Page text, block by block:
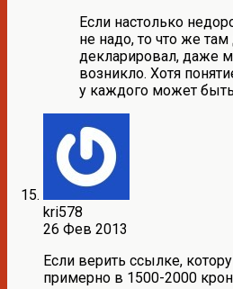
Если настолько
не надо, то что же
декларировал, даже
возникло. Хотя
у каждого может
kri578
26 Фев 2013
Если верить ссылке,
примерно в 1500-2000